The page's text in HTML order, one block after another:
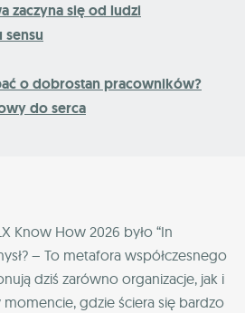
zaczyna się od ludzi
o dobrostan pracowników?
do serca
Know How 2026 było “In
– To metafora współczesnego
dziś zarówno organizacje, jak i
gdzie ściera się bardzo